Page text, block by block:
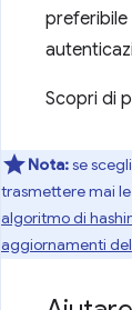
preferibile
Scopri di
Nota:se
trasmettere mai
algoritmo di
aggiornamenti